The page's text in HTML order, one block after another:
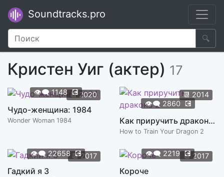
Soundtracks.pro
🔍
Кристен Уиг (актер) 17
📆2020
👁️‍🗨️1148 💽
Чудо-женщина: 1984
Wonder Woman 1984
📆 2014
👁️‍🗨️ 2860 💽
Как приручить дракона 2
How to Train Your Dragon 2
📆2017
👁️‍🗨️22658 💽
Гадкий я 3
📆2017
👁️‍🗨️ 2219 💽
Короче